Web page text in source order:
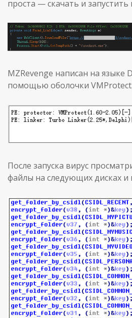
проста — скачать и запустить
MZRevenge написан на языке
помощью оболочки VMProtect.
После запуска вирус
файлы на следующих дисках и